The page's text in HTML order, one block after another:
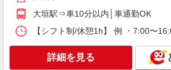
キープ
株式会社kotrio /●NG-H-2029828
大垣駅⇒車10分以内│車通勤OK
【シフト制/休憩1h】 例 ・7:00〜
詳細を見る